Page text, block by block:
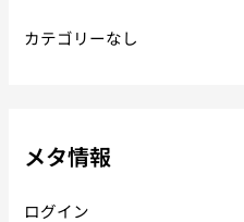
カテゴリーなし
メタ情報
ログイン